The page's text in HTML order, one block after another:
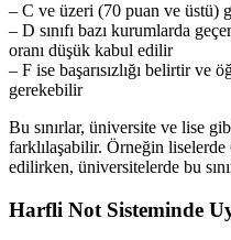
– C ve üzeri (70 puan ve üstü)
– D sınıfı bazı kurumlarda
oranı düşük kabul edilir
– F ise başarısızlığı belirtir ve
gerekebilir
Bu sınırlar, üniversite ve lise
farklılaşabilir. Örneğin
edilirken, üniversitelerde bu
Harfli Not Sisteminde